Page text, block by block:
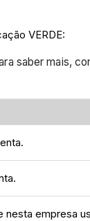
VERDE:
saber mais,
empresa